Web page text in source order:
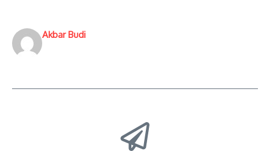
Akbar Budi